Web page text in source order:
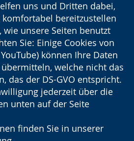
uns und Dritten dabei,
bereitzustellen
wie unsere Seiten benutzt
Sie: Einige Cookies von
können Ihre Daten
welche nicht das
das der DS-GVO entspricht.
jederzeit über die
unten auf der Seite
finden Sie in unserer